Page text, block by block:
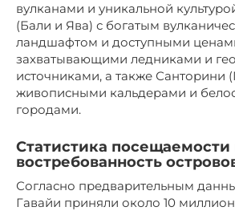
вулканами и уникальной
(Бали и Ява) с богатым
ландшафтом и доступными
захватывающими ледниками и
источниками, а также Санторини
живописными кальдерами и
городами.
Статистика посещаемости
востребованность
Согласно предварительным
Гавайи приняли около 10